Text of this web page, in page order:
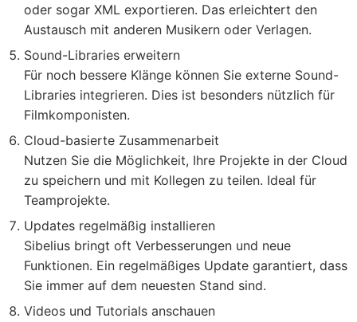
oder sogar XML exportieren. Das erleichtert den
Austausch mit anderen Musikern oder Verlagen.
Sound-Libraries erweitern
Für noch bessere Klänge können Sie externe Sound-
Libraries integrieren. Dies ist besonders nützlich für
Filmkomponisten.
Cloud-basierte Zusammenarbeit
Nutzen Sie die Möglichkeit, Ihre Projekte in der Cloud
zu speichern und mit Kollegen zu teilen. Ideal für
Teamprojekte.
Updates regelmäßig installieren
Sibelius bringt oft Verbesserungen und neue
Funktionen. Ein regelmäßiges Update garantiert, dass
Sie immer auf dem neuesten Stand sind.
Videos und Tutorials anschauen